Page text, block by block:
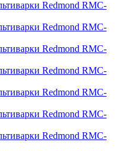
Redmond RMC-
Redmond RMC-
Redmond RMC-
Redmond RMC-
Redmond RMC-
Redmond RMC-
Redmond RMC-